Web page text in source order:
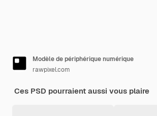
Modèle de périphérique numérique
rawpixel.com
Ces PSD pourraient aussi vous plaire